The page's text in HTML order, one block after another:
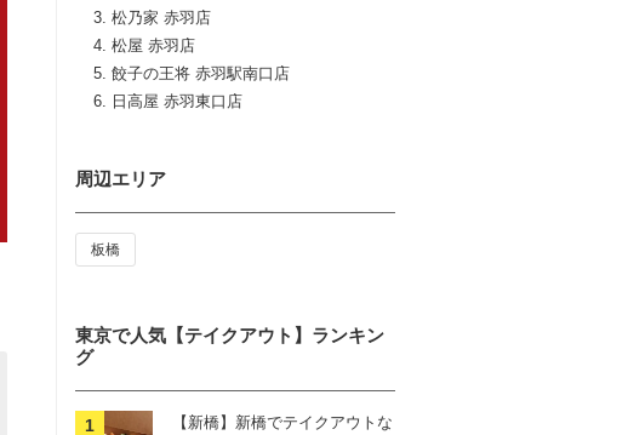
松乃家 赤羽店
松屋 赤羽店
餃子の王将 赤羽駅南口店
日高屋 赤羽東口店
周辺エリア
板橋
東京で人気【テイクアウト】ランキン
グ
【新橋】新橋でテイクアウトな